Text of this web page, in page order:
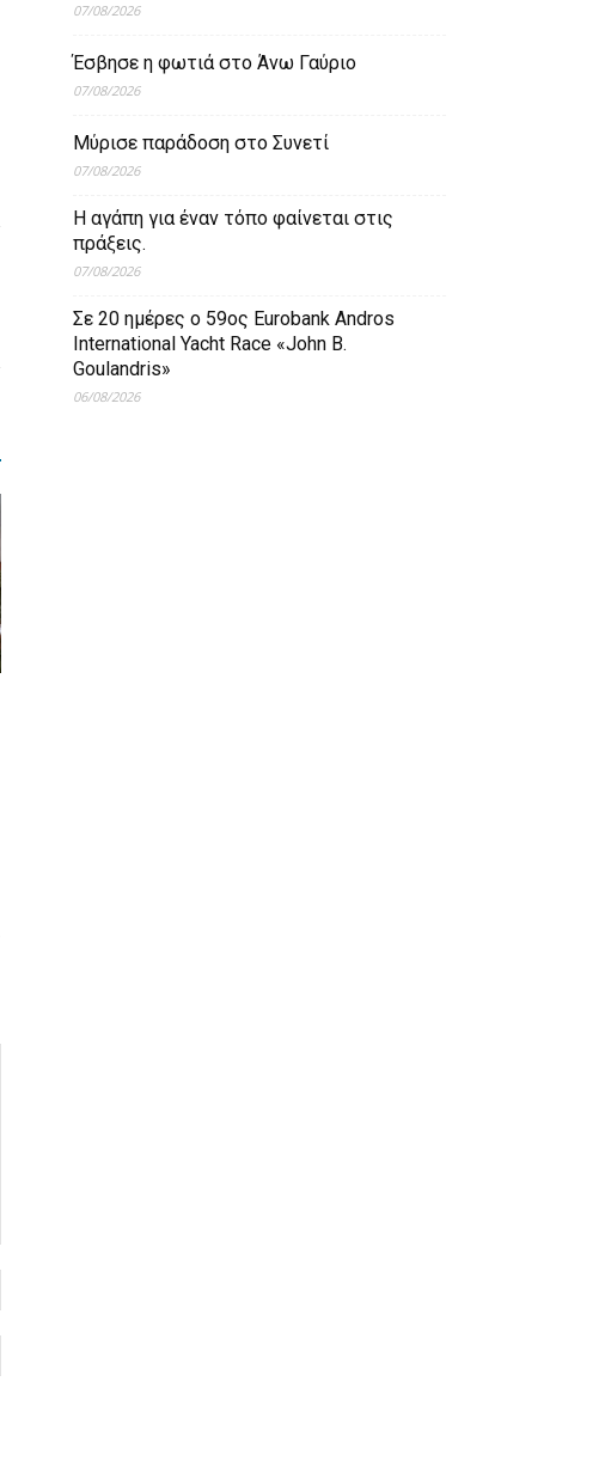
07/08/2026
Έσβησε η φωτιά στο Άνω Γαύριο
07/08/2026
Μύρισε παράδοση στο Συνετί
07/08/2026
Η αγάπη για έναν τόπο φαίνεται στις
πράξεις.
07/08/2026
Σε 20 ημέρες ο 59ος Eurobank Andros
International Yacht Race «John B.
Goulandris»
06/08/2026